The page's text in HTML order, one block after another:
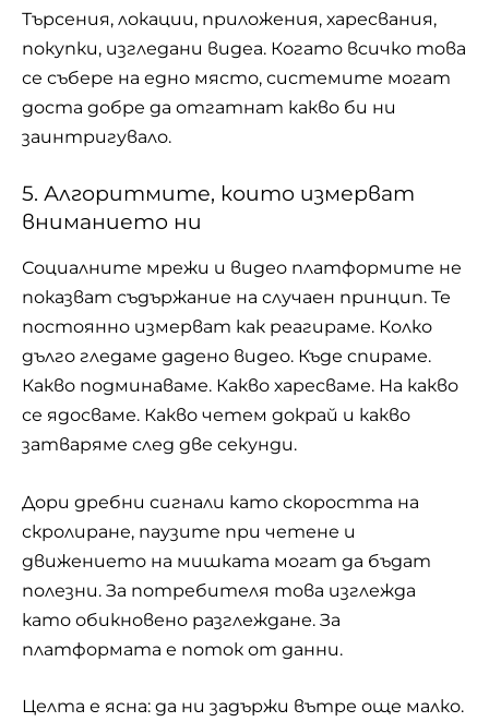
Търсения, локации, приложения, харесвания,
покупки, изгледани видеа. Когато всичко това
се събере на едно място, системите могат
доста добре да отгатнат какво би ни
заинтригувало.
5. Алгоритмите, които измерват
вниманието ни
Социалните мрежи и видео платформите не
показват съдържание на случаен принцип. Те
постоянно измерват как реагираме. Колко
дълго гледаме дадено видео. Къде спираме.
Какво подминаваме. Какво харесваме. На какво
се ядосваме. Какво четем докрай и какво
затваряме след две секунди.
Дори дребни сигнали като скоростта на
скролиране, паузите при четене и
движението на мишката могат да бъдат
полезни. За потребителя това изглежда
като обикновено разглеждане. За
платформата е поток от данни.
Целта е ясна: да ни задържи вътре още малко.